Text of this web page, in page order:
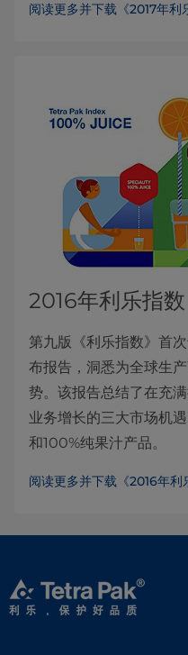
阅读更多并下载《2017年利
2016年利乐指数
第九版《利乐指数》首
布报告，洞悉为全球生
势。该报告总结了在充
业务增长的三大市场机
和100%纯果汁产品。
阅读更多并下载《2016年利